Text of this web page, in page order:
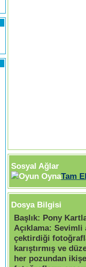
Sosyal Ağlar
Tam
Dosya Bilgisi
Başlık: Pony
Açıklama: Sevimli
çektirdiği
karıştırmış ve
her pozundan